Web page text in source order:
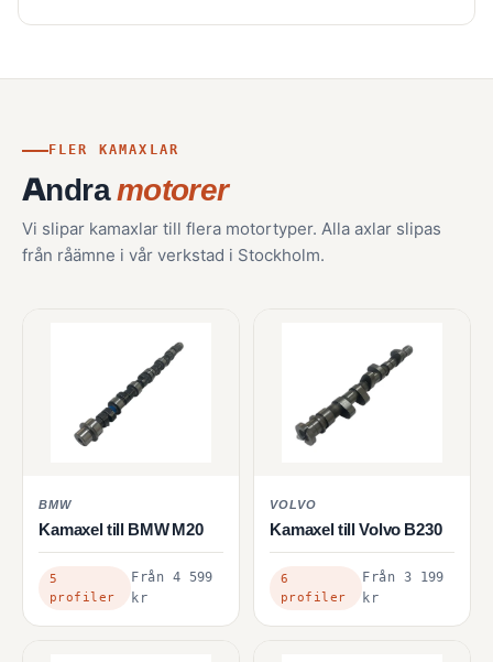
FLER KAMAXLAR
Andramotorer
Vi slipar kamaxlar till flera motortyper. Alla axlar slipas
från råämne i vår verkstad i Stockholm.
BMW
Kamaxel till BMW M20
5
profiler
Från 4 599
kr
VOLVO
Kamaxel till Volvo B230
6
profiler
Från 3 199
kr